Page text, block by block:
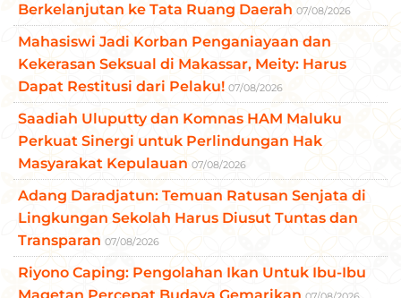
Berkelanjutan ke Tata Ruang Daerah 07/08/2026
Mahasiswi Jadi Korban Penganiayaan dan
Kekerasan Seksual di Makassar, Meity: Harus
Dapat Restitusi dari Pelaku! 07/08/2026
Saadiah Uluputty dan Komnas HAM Maluku
Perkuat Sinergi untuk Perlindungan Hak
Masyarakat Kepulauan 07/08/2026
Adang Daradjatun: Temuan Ratusan Senjata di
Lingkungan Sekolah Harus Diusut Tuntas dan
Transparan 07/08/2026
Riyono Caping: Pengolahan Ikan Untuk Ibu-Ibu